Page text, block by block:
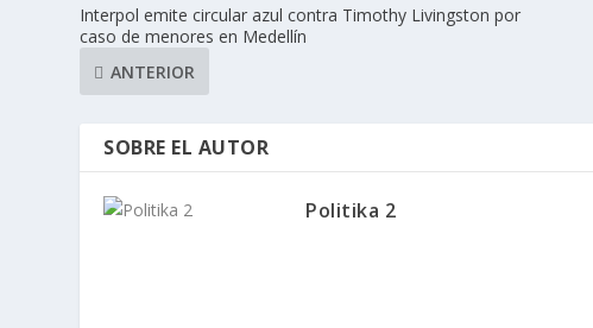
Interpol emite circular azul contra Timothy Livingston por
caso de menores en Medellín
ANTERIOR
SOBRE EL AUTOR
Politika 2